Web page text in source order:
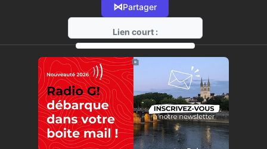
⋈Partager
Lien court :
https://radio-g.fr?16341
⧉